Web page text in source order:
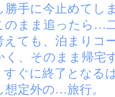
勝手に今止めてし
のまま追ったら…
えても、泊まりコ
く、そのまま帰宅
すぐに終了とな
想定外の…旅行。